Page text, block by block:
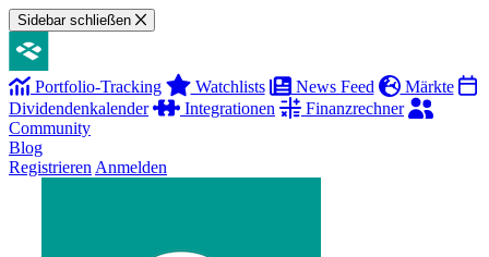
Sidebar schließen
Portfolio-Tracking Watchlists News Feed
Märkte
Dividendenkalender
Integrationen
Finanzrechner
Community
Blog
Registrieren Anmelden